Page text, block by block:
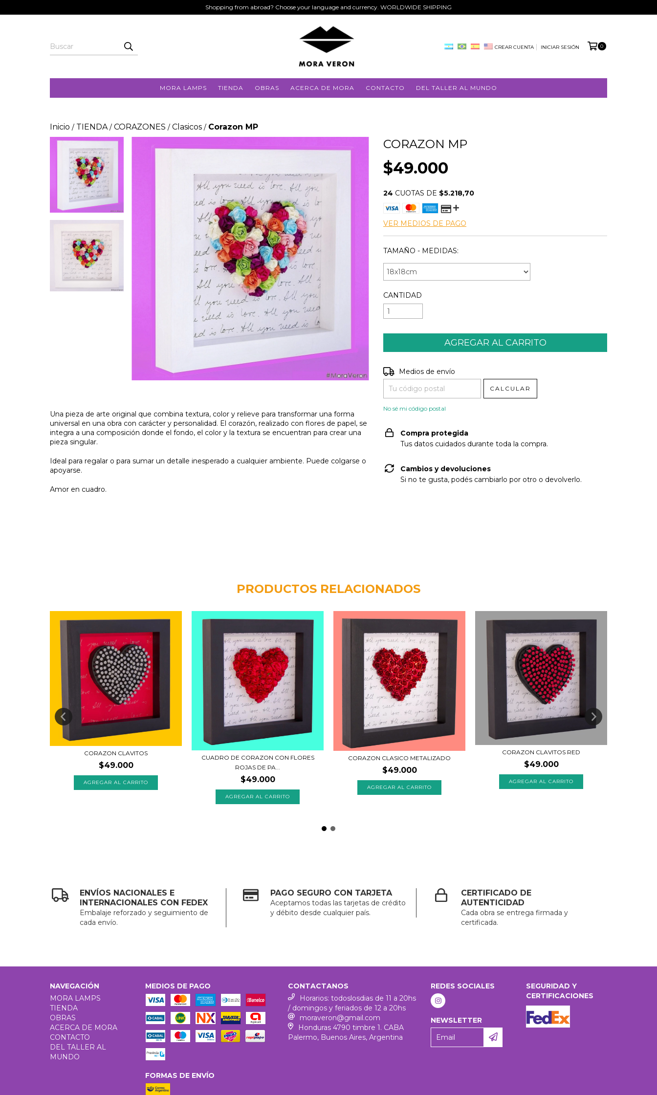
Shopping from abroad? Choose your language and currency. WORLDWIDE SHIPPING
CREAR CUENTA INICIAR SESIÓN 0
MORA LAMPS TIENDA OBRAS ACERCA DE MORA CONTACTO DEL TALLER AL MUNDO
Inicio / TIENDA / CORAZONES / Clasicos / Corazon MP
Una pieza de arte original que combina textura, color y relieve para transformar una forma
universal en una obra con carácter y personalidad. El corazón, realizado con flores de papel, se
integra a una composición donde el fondo, el color y la textura se encuentran para crear una
pieza singular.
Ideal para regalar o para sumar un detalle inesperado a cualquier ambiente. Puede colgarse o
apoyarse.
Amor en cuadro.
CORAZON MP
$49.000
24 CUOTAS DE $5.218,70
VER MEDIOS DE PAGO
TAMAÑO - MEDIDAS:
CANTIDAD
Entregas para el CP:
Medios de envío
CALCULAR
No sé mi código postal
Compra protegida
Tus datos cuidados durante toda la compra.
Cambios y devoluciones
Si no te gusta, podés cambiarlo por otro o devolverlo.
PRODUCTOS RELACIONADOS
CORAZON CLAVITOS
$49.000
AGREGAR AL CARRITO
CUADRO DE CORAZON CON FLORES
ROJAS DE PA...
$49.000
AGREGAR AL CARRITO
CORAZON CLASICO METALIZADO
$49.000
AGREGAR AL CARRITO
CORAZON CLAVITOS RED
$49.000
AGREGAR AL CARRITO
ENVÍOS NACIONALES E
INTERNACIONALES CON FEDEX
Embalaje reforzado y seguimiento de
cada envío.
PAGO SEGURO CON TARJETA
Aceptamos todas las tarjetas de crédito
y débito desde cualquier país.
CERTIFICADO DE
AUTENTICIDAD
Cada obra se entrega firmada y
certificada.
NAVEGACIÓN
MORA LAMPS
TIENDA
OBRAS
ACERCA DE MORA
CONTACTO
DEL TALLER AL
MUNDO
MEDIOS DE PAGO
FORMAS DE ENVÍO
CONTACTANOS
Horarios: todoslosdias de 11 a 20hs
/ domingos y feriados de 12 a 20hs
moraveron@gmail.com
Honduras 4790 timbre 1. CABA
Palermo, Buenos Aires, Argentina
REDES SOCIALES
NEWSLETTER
SEGURIDAD Y
CERTIFICACIONES